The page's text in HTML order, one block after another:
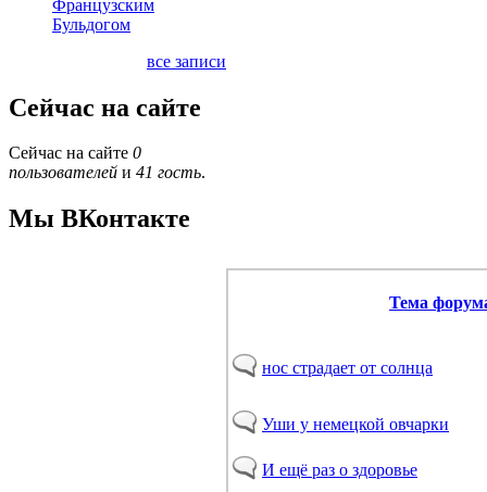
Французским
Бульдогом
все записи
Сейчас на сайте
Сейчас на сайте 0
пользователей и 41 гость.
Мы ВКонтакте
Тема
нос страдает от солнца
Уши у немецкой овчарки
И ещё раз о здоровье